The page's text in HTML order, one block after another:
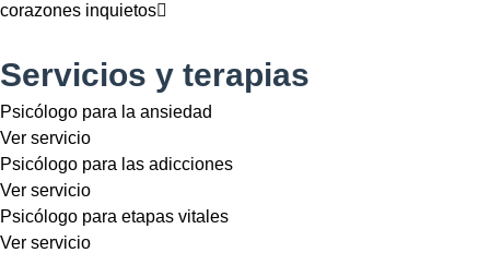
corazones inquietos
Servicios y terapias
Psicólogo para la ansiedad
Ver servicio
Psicólogo para las adicciones
Ver servicio
Psicólogo para etapas vitales
Ver servicio